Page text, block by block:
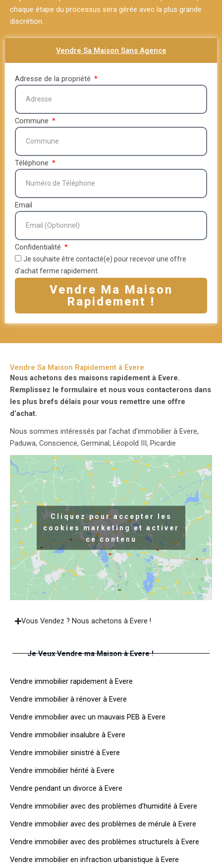
chaque étape du processus sera gérée avec la plus grande
discrétion.
Vendre Sa Maison Sans Agence
Adresse de la propriété
Commune
Téléphone
Email
Confidentialité
Je souhaite être contacté(e) pour recevoir une offre
d'achat ferme rapidement.
Vendre Ma Maison
Rapidement !
Vendre Sa Maison Rapidement à Evere
Nous achetons des maisons rapidement à Evere.
Remplissez le formulaire et nous vous contacterons dans
les plus brefs délais pour vous remettre une offre
d’achat.
Nous sommes intéressés par l’achat d’immobilier à Evere,
Paduwa, Conscience, Germinal, Léopold III, Picardie
Cliquez pour accepter les
cookies marketing et activer
ce contenu
Vous Vendez ? Nous achetons à Evere !
Je Veux Vendre ma Maison à Evere !
Vendre immobilier rapidement à Evere
Vendre immobilier à rénover à Evere
Vendre immobilier avec un mauvais PEB à Evere
Vendre immobilier insalubre à Evere
Vendre immobilier sinistré à Evere
Vendre immobilier hérité à Evere
Vendre pendant un divorce à Evere
Vendre immobilier avec des problèmes d’humidité à Evere
Vendre immobilier avec des problèmes de mérule à Evere
Vendre immobilier avec des problèmes structurels à Evere
Vendre immobilier en infraction urbanistique à Evere